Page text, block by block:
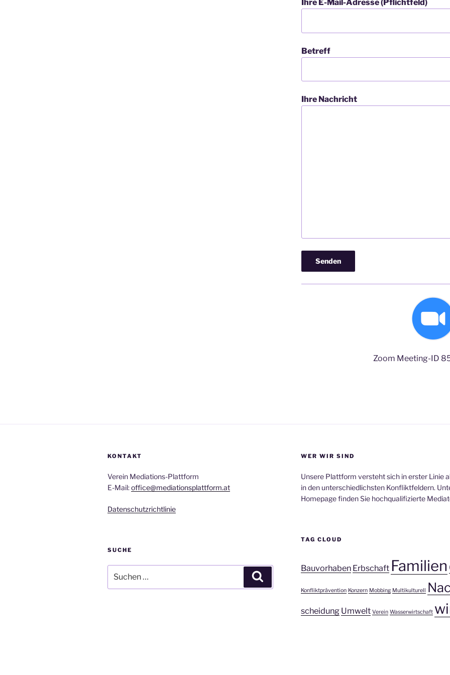
Ihre E-Mail-Adresse (Pflichtfeld)
Betreff
Ihre Nachricht
Zoom Meeting-ID
KONTAKT
Verein Mediations-Plattform
E-Mail:office@mediationsplattform.at
Datenschutzrichtlinie
SUCHE
nach:
WER WIR SIND
Unsere Plattform versteht sich in erster Linie
in den unterschiedlichsten Konfliktfeldern.
Homepage finden Sie hochqualifizierte
TAG CLOUD
Bauvorhaben Erbschaft Familien
Konfliktprävention Konzern Mobbing Multikulturell
scheidung Umwelt Verein Wasserwirtschaft